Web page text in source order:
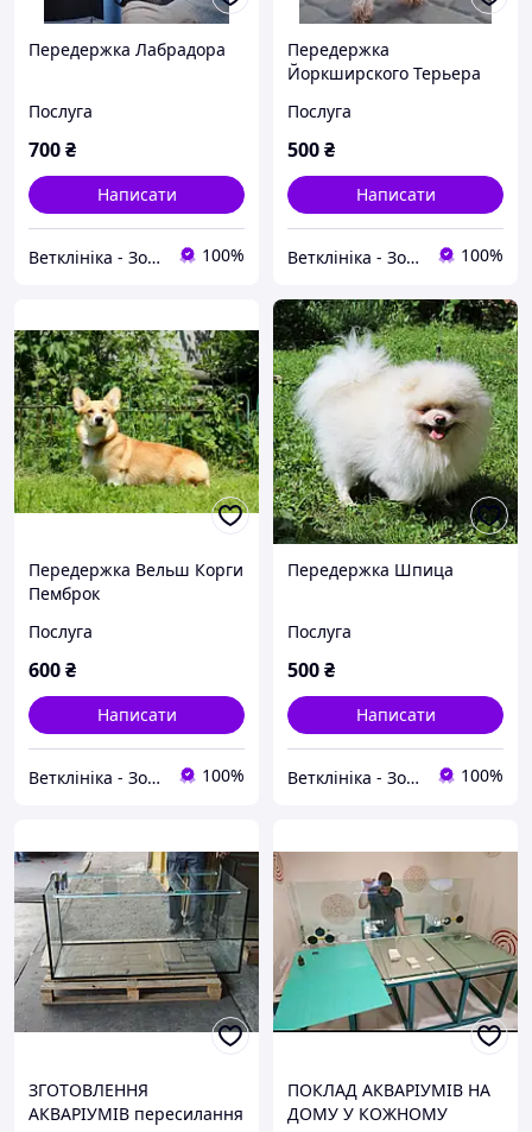
Передержка Лабрадора
Послуга
700₴
Написати
Ветклініка - Зоомагазин - Грумінг - Зооготель ''OLVET'' 100%
Передержка
Йоркширского Терьера
Послуга
500₴
Написати
Ветклініка - Зоомагазин - Грумінг - Зооготель ''OLVET'' 100%
Передержка Вельш Корги
Пемброк
Послуга
600₴
Написати
Ветклініка - Зоомагазин - Грумінг - Зооготель ''OLVET'' 100%
Передержка Шпица
Послуга
500₴
Написати
Ветклініка - Зоомагазин - Грумінг - Зооготель ''OLVET'' 100%
ЗГОТОВЛЕННЯ
АКВАРІУМІВ пересилання
ПОКЛАД АКВАРІУМІВ НА
ДОМУ У КОЖНОМУ